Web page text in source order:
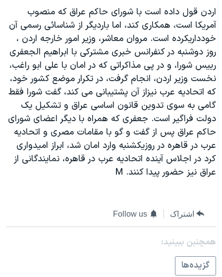
به
جستجو
گزیده‌ها
ویژه برنامه‌ها
ویدیوها
فرهنگ و زندگی
حقوق شهروندی
علم و فناوری
اسرائیل در جنگ
گالری عکس
آرشیو پخش زنده
عملیات خشم حماسی
۲۵۰سالگی آمریکا
بایگانی برنامه‌های تلویزیونی
مستندها
انتخابات ریاست جمهوری آمریکا ۲۰۲۴
حمله جمهوری اسلامی به اسرائیل
رمز مهسا
ورزش زنان در ایران
اعتراضات زن، زندگی، آزادی
مجموعه مستندهای دادخواهی
چهل سال گروگان‌گیری
قانون شفافیت دارائی کادر رهبری ایران
اعتراضات مردمی آبان ۹۸
پخش رادیویی
یادگیری زبان انگلیسی
دنبال کنید
زبانهای مختلف
اردن قول داده است با شورای حاکم عراق که منصوب
آمريکا است، همکاری کند، اما بارديگر از شناسائی رسمی آن
خودداریکرده است. مروان معاشر، وزير امور خارجه اردن ،
روز دوشنبه در کنفرانس خبری مشترکی با ابراهيم الجعفری
رييس شورا، و در پی مذاکراتی که در امان با علی ابو راغب،
نخست وزير اردن، انجام گرفت، در تکرار موضع کشور خود،
که اتحاديه عرب نيزاز آن پشتيبانی می کند، گفت شورا فقط
گامی به سوی تدوين قانون اساسی عراق و تشکيل يک
دولت فراگير است. جعفری که همراه با ديگر اعضای شورای
حاکم عراق پس از گفت و گو با مقامات مصری و اتحاديه
عرب در قاهره در روزيکشنبه وارد امان شد، ابراز اميدواری
کرد در اجلاس آينده اتحاديه عرب در قاهره، نمايندگانی از
عراق نيز حضور پيدا کنند. M
اشتراک Follow us
همچنبن ببینید:
گزيده‌ها